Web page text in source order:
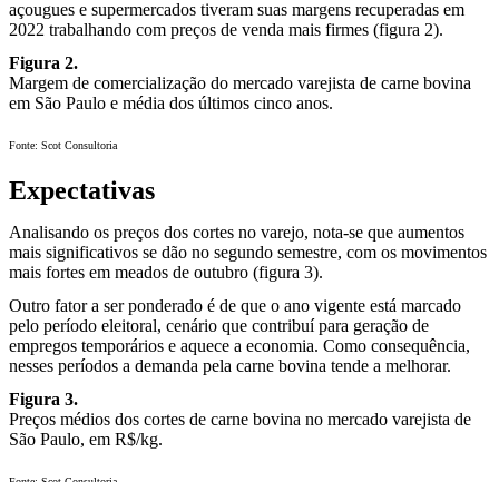
açougues e supermercados tiveram suas margens recuperadas em
2022 trabalhando com preços de venda mais firmes (figura 2).
Figura 2.
Margem de comercialização do mercado varejista de carne bovina
em São Paulo e média dos últimos cinco anos.
Fonte: Scot Consultoria
Expectativas
Analisando os preços dos cortes no varejo, nota-se que aumentos
mais significativos se dão no segundo semestre, com os movimentos
mais fortes em meados de outubro (figura 3).
Outro fator a ser ponderado é de que o ano vigente está marcado
pelo período eleitoral, cenário que contribuí para geração de
empregos temporários e aquece a economia. Como consequência,
nesses períodos a demanda pela carne bovina tende a melhorar.
Figura 3.
Preços médios dos cortes de carne bovina no mercado varejista de
São Paulo, em R$/kg.